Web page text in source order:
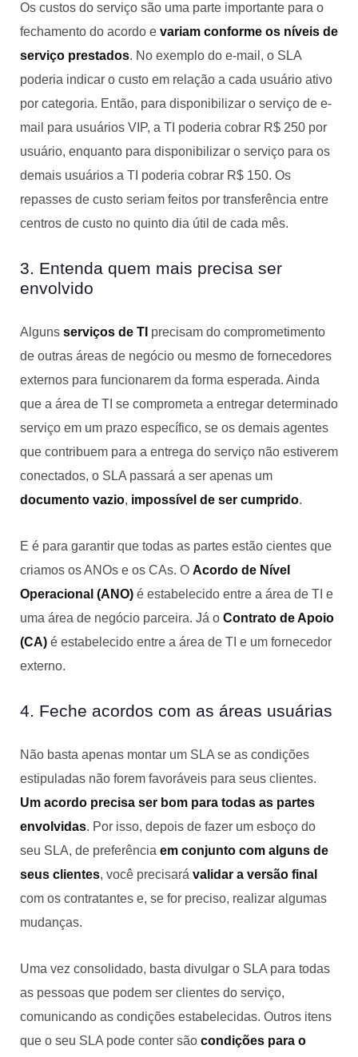
Os custos do serviço são uma parte importante para o
fechamento do acordo e variam conforme os níveis de
serviço prestados. No exemplo do e-mail, o SLA
poderia indicar o custo em relação a cada usuário ativo
por categoria. Então, para disponibilizar o serviço de e-
mail para usuários VIP, a TI poderia cobrar R$ 250 por
usuário, enquanto para disponibilizar o serviço para os
demais usuários a TI poderia cobrar R$ 150. Os
repasses de custo seriam feitos por transferência entre
centros de custo no quinto dia útil de cada mês.
3. Entenda quem mais precisa ser
envolvido
Alguns serviços de TI precisam do comprometimento
de outras áreas de negócio ou mesmo de fornecedores
externos para funcionarem da forma esperada. Ainda
que a área de TI se comprometa a entregar determinado
serviço em um prazo específico, se os demais agentes
que contribuem para a entrega do serviço não estiverem
conectados, o SLA passará a ser apenas um
documento vazio, impossível de ser cumprido.
E é para garantir que todas as partes estão cientes que
criamos os ANOs e os CAs. O Acordo de Nível
Operacional (ANO) é estabelecido entre a área de TI e
uma área de negócio parceira. Já o Contrato de Apoio
(CA) é estabelecido entre a área de TI e um fornecedor
externo.
4. Feche acordos com as áreas usuárias
Não basta apenas montar um SLA se as condições
estipuladas não forem favoráveis para seus clientes.
Um acordo precisa ser bom para todas as partes
envolvidas. Por isso, depois de fazer um esboço do
seu SLA, de preferência em conjunto com alguns de
seus clientes, você precisará validar a versão final
com os contratantes e, se for preciso, realizar algumas
mudanças.
Uma vez consolidado, basta divulgar o SLA para todas
as pessoas que podem ser clientes do serviço,
comunicando as condições estabelecidas. Outros itens
que o seu SLA pode conter são condições para o